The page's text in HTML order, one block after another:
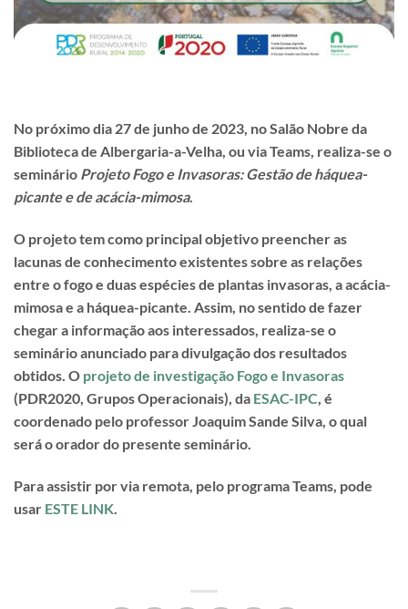
No próximo dia 27 de junho de 2023, no Salão Nobre da
Biblioteca de Albergaria-a-Velha, ou via Teams, realiza-se o
seminário Projeto Fogo e Invasoras: Gestão de háquea-
picante e de acácia-mimosa.
O projeto tem como principal objetivo preencher as
lacunas de conhecimento existentes sobre as relações
entre o fogo e duas espécies de plantas invasoras, a acácia-
mimosa e a háquea-picante. Assim, no sentido de fazer
chegar a informação aos interessados, realiza-se o
seminário anunciado para divulgação dos resultados
obtidos. O projeto de investigação Fogo e Invasoras
(PDR2020, Grupos Operacionais), da ESAC-IPC, é
coordenado pelo professor Joaquim Sande Silva, o qual
será o orador do presente seminário.
Para assistir por via remota, pelo programa Teams, pode
usar ESTE LINK.